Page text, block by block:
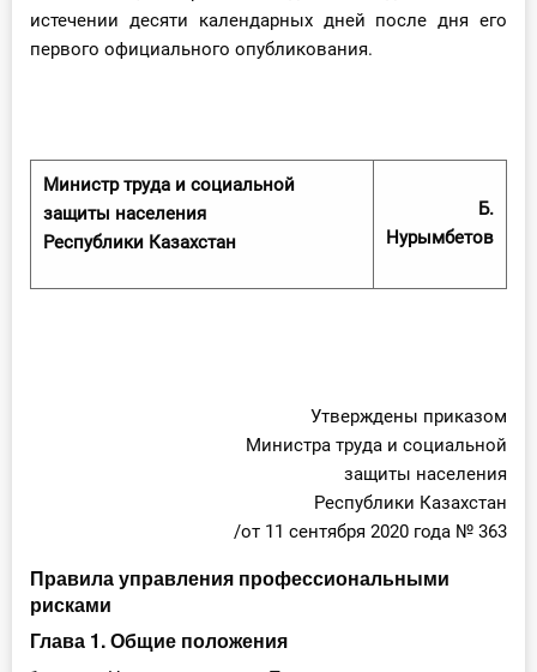
истечении десяти календарных дней после дня его
первого официального опубликования.
Министр труда и социальной
защиты населения
Республики Казахстан
Б.
Нурымбетов
Утверждены приказом
Министра труда и социальной
защиты населения
Республики Казахстан
/от 11 сентября 2020 года № 363
Правила управления профессиональными
рисками
Глава 1. Общие положения